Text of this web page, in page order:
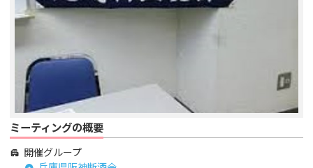
ミーティングの概要
apartment 開催グループ